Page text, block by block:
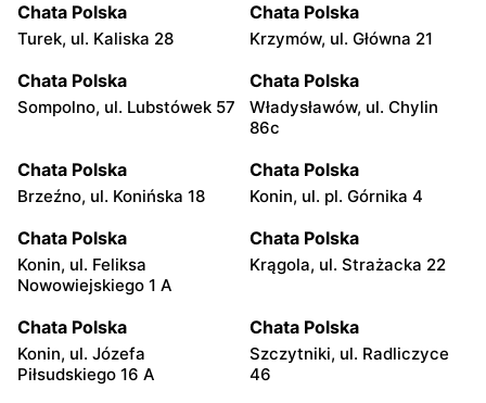
Chata Polska
Turek, ul. Kaliska 28
Chata Polska
Krzymów, ul. Główna 21
Chata Polska
Sompolno, ul. Lubstówek 57
Chata Polska
Władysławów, ul. Chylin
86c
Chata Polska
Brzeźno, ul. Konińska 18
Chata Polska
Konin, ul. pl. Górnika 4
Chata Polska
Konin, ul. Feliksa
Nowowiejskiego 1 A
Chata Polska
Krągola, ul. Strażacka 22
Chata Polska
Konin, ul. Józefa
Piłsudskiego 16 A
Chata Polska
Szczytniki, ul. Radliczyce
46